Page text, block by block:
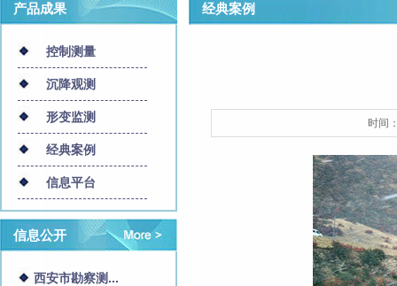
产品成果
控制测量
沉降观测
形变监测
经典案例
信息平台
信息公开
西安市勘察测...
经典案例
时间